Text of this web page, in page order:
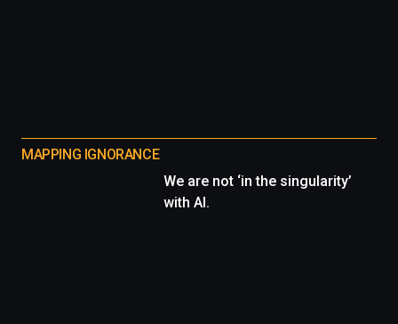
MAPPING IGNORANCE
We are not ‘in the singularity’
with AI.